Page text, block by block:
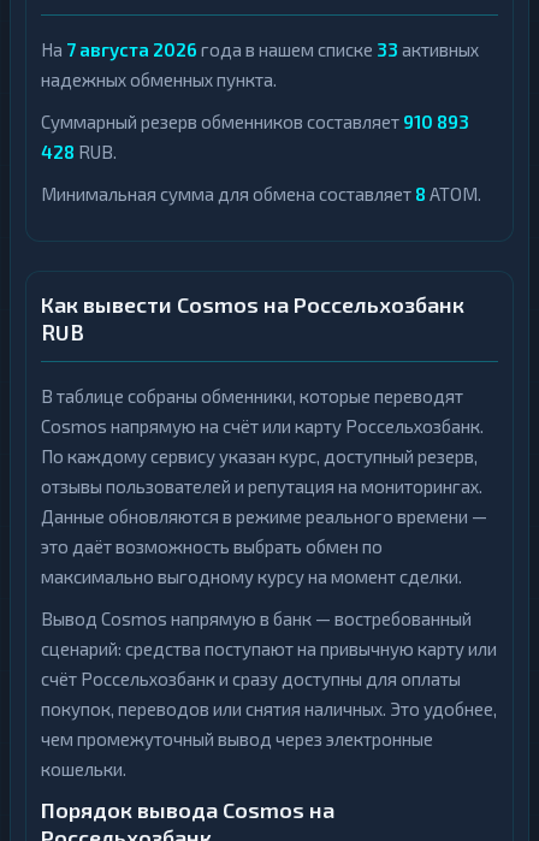
На 7 августа 2026 года в нашем списке 33 активных
надежных обменных пункта.
Суммарный резерв обменников составляет 910 893
428 RUB.
Минимальная сумма для обмена составляет 8 ATOM.
Как вывести Cosmos на Россельхозбанк
RUB
В таблице собраны обменники, которые переводят
Cosmos напрямую на счёт или карту Россельхозбанк.
По каждому сервису указан курс, доступный резерв,
отзывы пользователей и репутация на мониторингах.
Данные обновляются в режиме реального времени —
это даёт возможность выбрать обмен по
максимально выгодному курсу на момент сделки.
Вывод Cosmos напрямую в банк — востребованный
сценарий: средства поступают на привычную карту или
счёт Россельхозбанк и сразу доступны для оплаты
покупок, переводов или снятия наличных. Это удобнее,
чем промежуточный вывод через электронные
кошельки.
Порядок вывода Cosmos на